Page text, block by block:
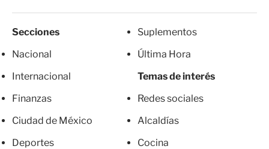
Secciones
Nacional
Internacional
Finanzas
Ciudad de México
Deportes
Suplementos
Última Hora
Temas de interés
Redes sociales
Alcaldías
Cocina